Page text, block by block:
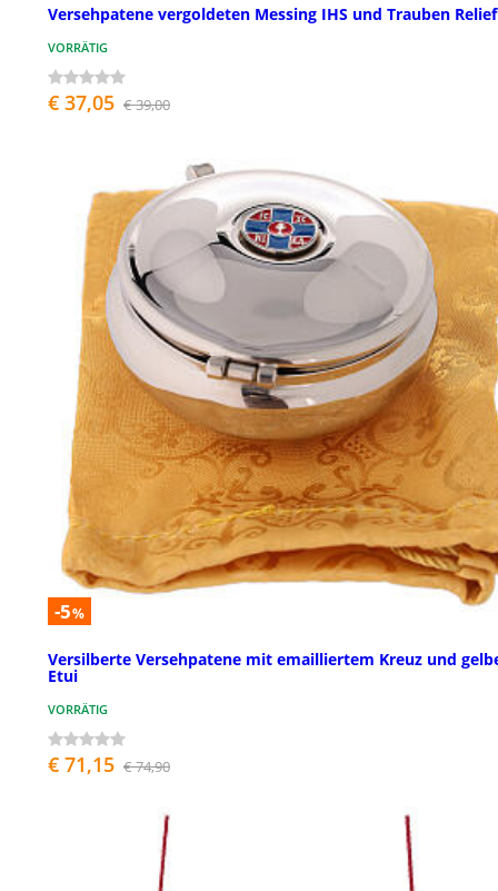
Versehpatene vergoldeten Messing IHS und Trauben Relief
VORRÄTIG
€ 37,05 € 39,00
-5%
Versilberte Versehpatene mit emailliertem Kreuz und
Etui
VORRÄTIG
€ 71,15 € 74,90